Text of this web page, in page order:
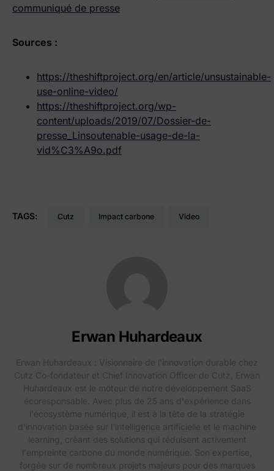
communiqué de presse
Sources :
https://theshiftproject.org/en/article/unsustainable-
use-online-video/
https://theshiftproject.org/wp-
content/uploads/2019/07/Dossier-de-
presse_Linsoutenable-usage-de-la-
vid%C3%A9o.pdf
TAGS: cutz impact carbone Video
Erwan Huhardeaux
Erwan Huhardeaux : Visionnaire de l'innovation durable chez
Cutz Co-fondateur et Chief Innovation Officer de Cutz, Erwan
Huhardeaux est le moteur de notre développement SaaS
écoresponsable. Avec plus de 25 ans d'expérience dans
l'écosystème numérique, il est à la tête de la stratégie
d'innovation basée sur l'intelligence artificielle et le machine
learning, créant des solutions qui réduisent activement
l'empreinte carbone du monde numérique. Son expertise,
forgée sur de nombreux projets majeurs pour des marques